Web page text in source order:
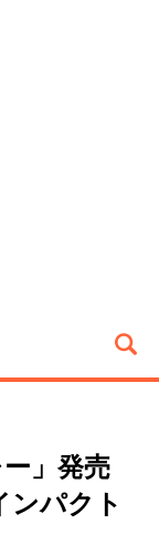
ー」発売
ンパクト